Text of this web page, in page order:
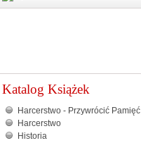
Katalog Książek
Harcerstwo - Przywrócić Pamięć
Harcerstwo
Historia